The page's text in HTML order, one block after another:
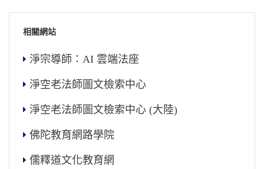
相關網站
淨宗導師：AI 雲端法座
淨空老法師圖文檢索中心
淨空老法師圖文檢索中心 (大陸)
佛陀教育網路學院
儒釋道文化教育網